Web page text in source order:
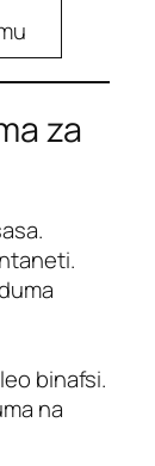
za
binafsi.
na